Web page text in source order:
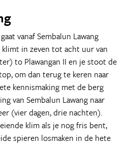
vanaf Sembalun Lawang
in zeven tot acht uur van
to Plawangan II en je stoot de
om dan terug te keren naar
kennismaking met de berg
van Sembalun Lawang naar
(vier dagen, drie nachten).
klim als je nog fris bent,
spieren losmaken in de hete